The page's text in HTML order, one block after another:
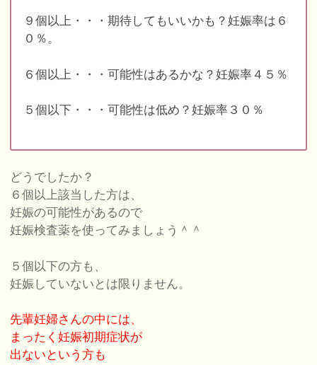
９個以上・・・期待してもいいかも？妊娠率は６
０％。
６個以上・・・可能性はあるかな？妊娠率４５％
５個以下・・・可能性は低め？妊娠率３０％
どうでしたか？
６個以上該当した方は、
妊娠の可能性があるので
妊娠検査薬を使ってみましょう＾＾
５個以下の方も、
妊娠していないとは限りません。
先輩妊婦さんの中には、
まったく妊娠初期症状が
出ないという方も